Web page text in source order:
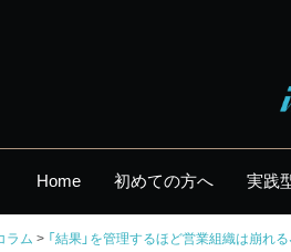
Home 初めての方へ 実践
ラム 「結果」を管理するほど営業組織は崩れ